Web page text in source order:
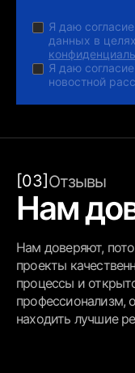
Я даю
данных в
Я даю
новостной
[03]Отзывы
Нам
Нам доверяют,
проекты
процессы и
профессионализм,
находить лучшие